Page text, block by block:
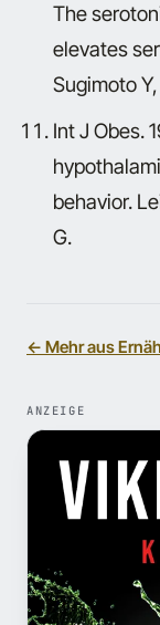
The
elevates
Sugimoto
Int J Obes.
behavior.
G.
← Mehr aus
ANZEIGE